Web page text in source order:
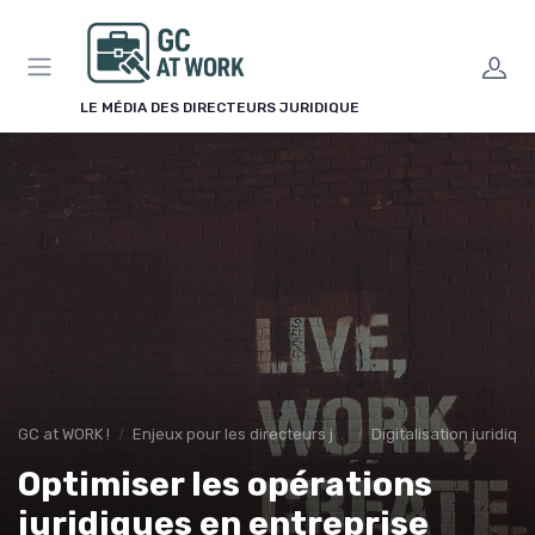
LE MÉDIA DES DIRECTEURS JURIDIQUE
GC at WORK ! Enjeux pour les directeurs juridiques Digitalisation juridique
Optimiser les opérations
juridiques en entreprise